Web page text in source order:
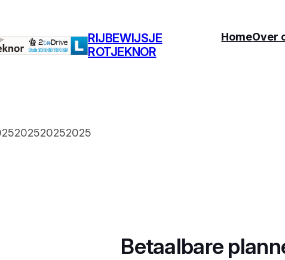
RIJBEWIJSJE
ROTJEKNOR
HomeOver
Betaalbare